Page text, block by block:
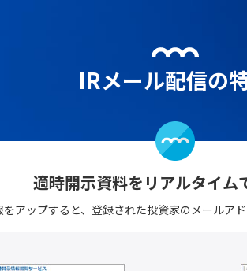
IRメール配信の
適時開示資料をリアルタイム
アップすると、登録された投資家のメールア